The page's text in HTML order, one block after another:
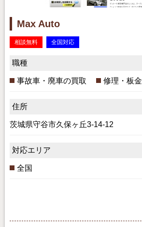
Max Auto
相談無料 全国対応
職種
事故車・廃車の買取 修理・板金
住所
茨城県守谷市久保ヶ丘3-14-12
対応エリア
全国